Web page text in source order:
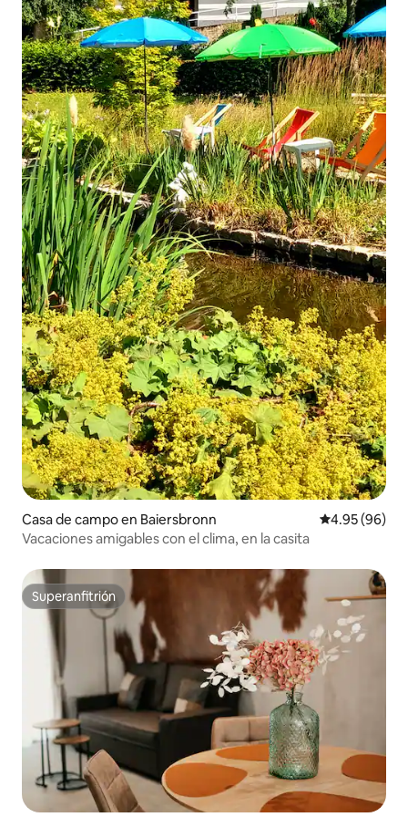
Casa de campo en Baiersbronn Calificación
4.95 (96)
Vacaciones amigables con el clima, en la casita
Superanfitrión
Superanfitrión